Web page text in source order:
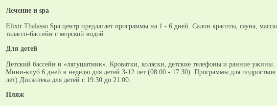
Лечение и spa
Elixir Thalasso Spa центр предлагает программы на 1 - 6 дней. Салон красоты, сауна,
талассо-бассейн с морской водой.
Для детей
Детский бассейн и «лягушатник». Кроватки, коляски, детские телефоны и ранние ужины.
Мини-клуб 6 дней в неделю для детей 3-12 лет (08:00 - 17:30). Программы для
лет) Дискотека для детей с 19:30 до 21:00.
Пляж